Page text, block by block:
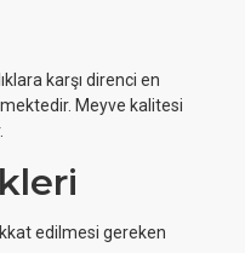
karşı direnci en
Meyve kalitesi
edilmesi gereken